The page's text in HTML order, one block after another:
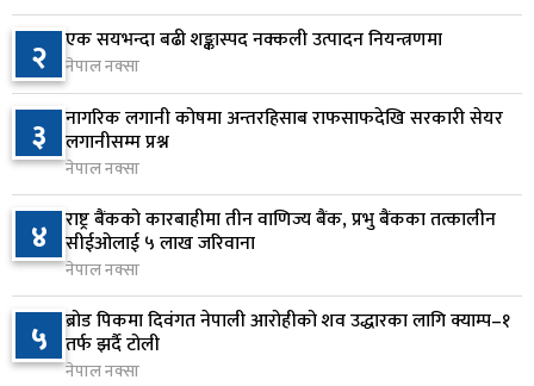
५ घण्टा अघि
७
जन्मसिद्ध नागरिकता कडा बनाउने ट्रम्पको नयाँ प्रयास, दुई
कार्यकारी आदेश जारी
५ घण्टा अघि
८ राप्रपाको निर्णय: बागमती प्रदेश सरकारमा सहभागी नहुने
५ घण्टा अघि
९
२५० रुपैयाँको सामान किन्दा कञ्चनपुरका उपभोक्ताले
जिते १० लाख
५ घण्टा अघि
२ एक सयभन्दा बढी शङ्कास्पद नक्कली उत्पादन नियन्त्रणमा
नेपाल नक्सा
३ नागरिक लगानी कोषमा अन्तरहिसाब राफसाफदेखि सरकारी सेयर
लगानीसम्म प्रश्न
नेपाल नक्सा
४ राष्ट्र बैंकको कारबाहीमा तीन वाणिज्य बैंक, प्रभु बैंकका तत्कालीन
सीईओलाई ५ लाख जरिवाना
नेपाल नक्सा
५ ब्रोड पिकमा दिवंगत नेपाली आरोहीको शव उद्धारका लागि क्याम्प–१
तर्फ झर्दै टोली
नेपाल नक्सा